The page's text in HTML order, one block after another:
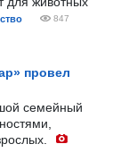
847
провел
семейный